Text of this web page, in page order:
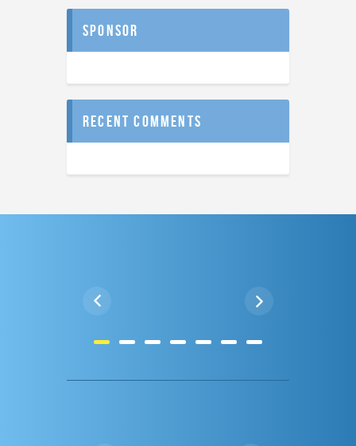
sponsor
recent comments